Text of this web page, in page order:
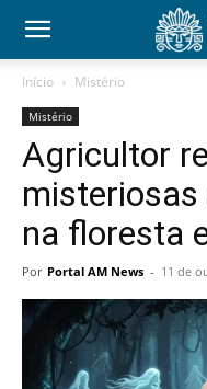
Início Mistério
Mistério
Agricultor
na floresta
Por Portal AM News - 11 de